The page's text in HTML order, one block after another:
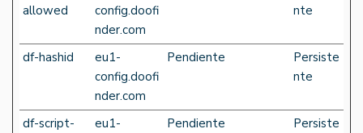
allowed
config.doofi
nder.com
nte
df-hashid
eu1-
config.doofi
nder.com
Pendiente
Persiste
nte
df-script- eu1- Pendiente Persiste